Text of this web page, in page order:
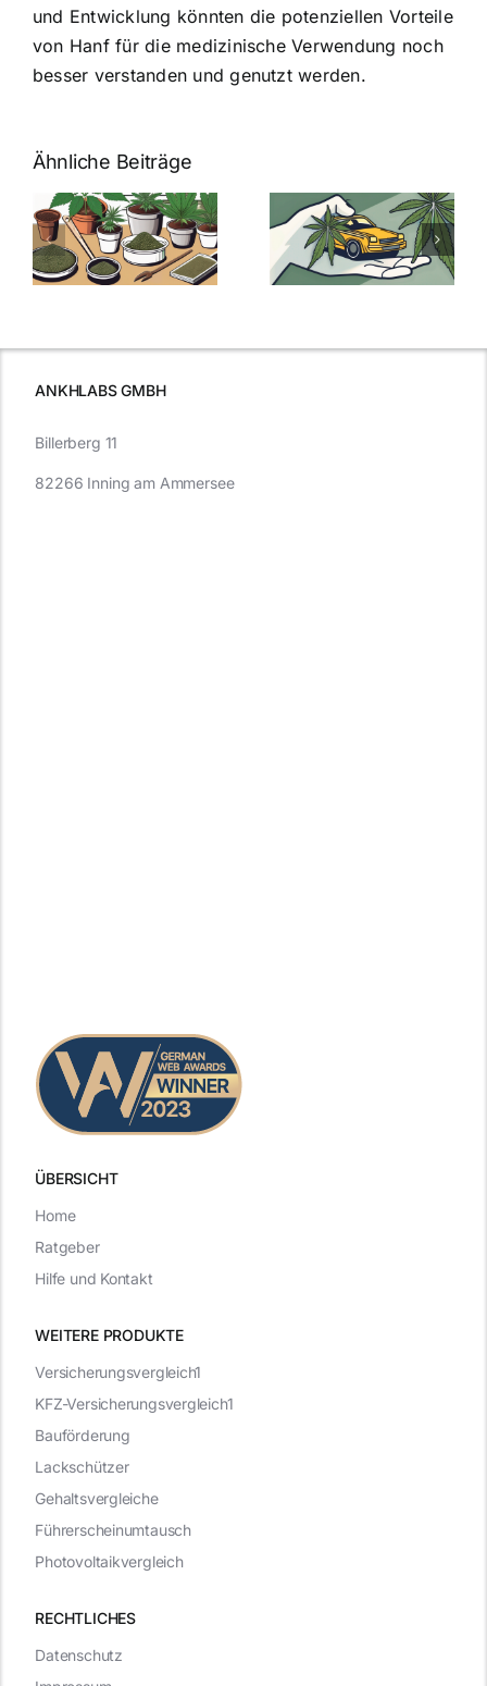
und Entwicklung könnten die potenziellen Vorteile
von Hanf für die medizinische Verwendung noch
besser verstanden und genutzt werden.
Ähnliche Beiträge
Neue THC-
Grenzwert-
Regelung:
Was Sie über
Cannabis und
müssen
Cannabis
Samen
kaufen: Alles
was Sie
ANKHLABS GMBH
ÜBERSICHT
WEITERE PRODUKTE
RECHTLICHES
Billerberg 11
82266 Inning am Ammersee
Datenschutz
Versicherungsvergleich1
KFZ-Versicherungsvergleich1
Bauförderung
Lackschützer
Gehaltsvergleiche
Führerscheinumtausch
Photovoltaikvergleich
Home
Ratgeber
Hilfe und Kontakt